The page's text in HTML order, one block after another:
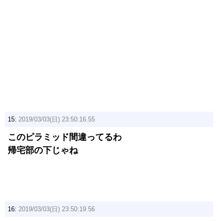
15: 2019/03/03(日) 23:50:16.55
このピラミッド間違ってるわ
帰宅部の下じゃね
16: 2019/03/03(日) 23:50:19.56